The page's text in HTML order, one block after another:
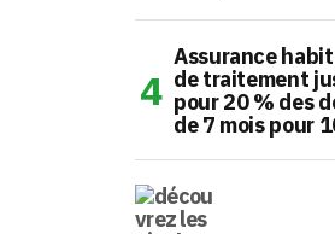
Assurance
de traitement
pour 20 % des
de 7 mois pour